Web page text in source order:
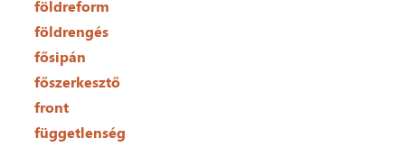
földreform
földrengés
fősipán
főszerkesztő
front
függetlenség